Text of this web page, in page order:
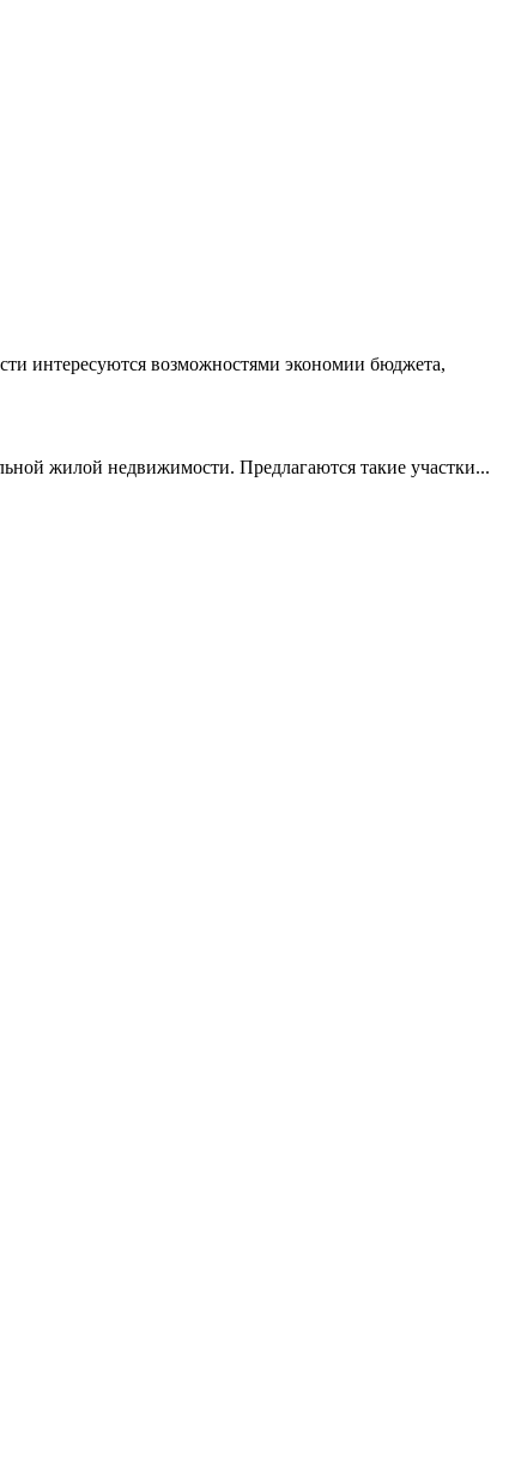
интересуются возможностями экономии бюджета,
жилой недвижимости. Предлагаются такие участки...